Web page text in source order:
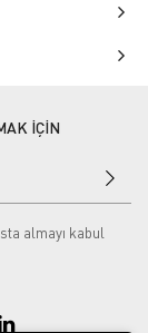
İÇİN
almayı kabul